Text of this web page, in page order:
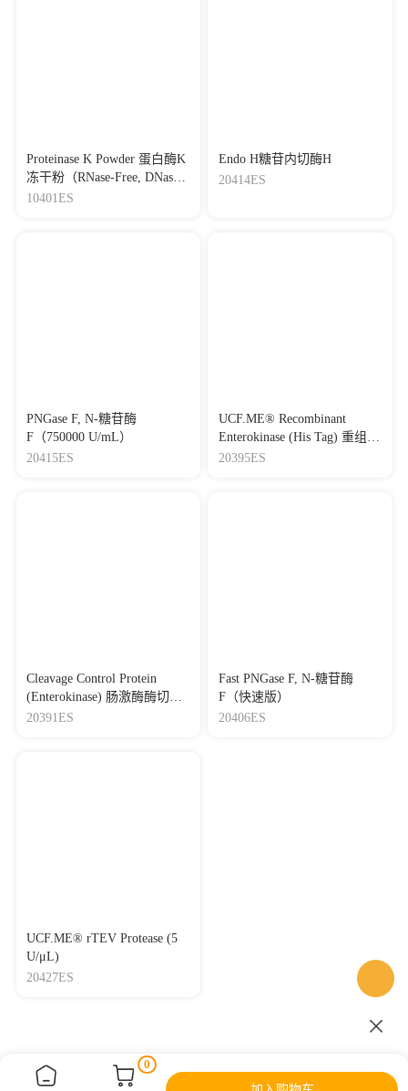
Proteinase K Powder 蛋白酶K
冻干粉（RNase-Free, DNase-
Free）
10401ES
Endo H糖苷内切酶H
20414ES
PNGase F, N-糖苷酶
F（750000 U/mL）
20415ES
UCF.ME® Recombinant
Enterokinase (His Tag) 重组肠
激酶（His标签）
20395ES
Cleavage Control Protein
(Enterokinase) 肠激酶酶切阳
性底物
20391ES
Fast PNGase F, N-糖苷酶
F（快速版）
20406ES
UCF.ME® rTEV Protease (5
U/μL)
20427ES
0